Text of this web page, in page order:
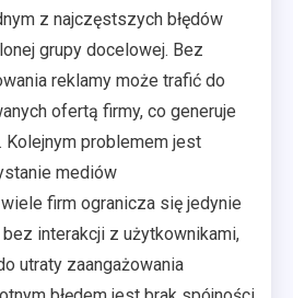
z najczęstszych błędów
grupy docelowej. Bez
reklamy może trafić do
ofertą firmy, co generuje
problemem jest
mediów
firm ogranicza się jedynie
interakcji z użytkownikami,
utraty zaangażowania